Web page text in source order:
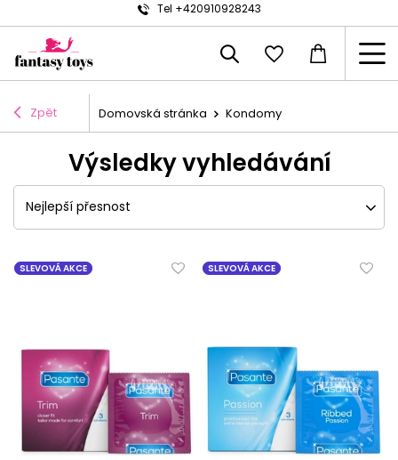
Tel +420910928243
Zpět Domovská stránka Kondomy
Výsledky vyhledávání
Nejlepší přesnost
SLEVOVÁ AKCE SLEVOVÁ AKCE